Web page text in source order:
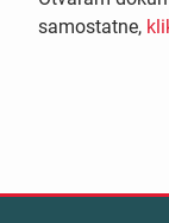
samostatne,